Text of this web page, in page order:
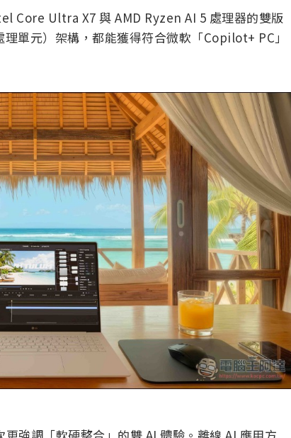
Core Ultra X7 與 AMD Ryzen AI 5 處理器的雙版
單元）架構，都能獲得符合微軟「Copilot+ PC」